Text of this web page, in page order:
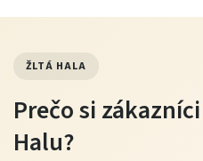
nepoužívajte agresívne
Tip od Žltej Haly
Komoda Revo 19 vynikne
jednoduchými
ŽLTÁ HALA
Prečo si
Halu?